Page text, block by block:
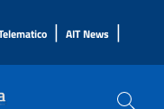
| AIT News |